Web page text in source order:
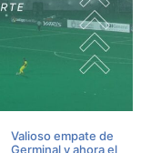
Valioso empate de
Germinal y ahora el